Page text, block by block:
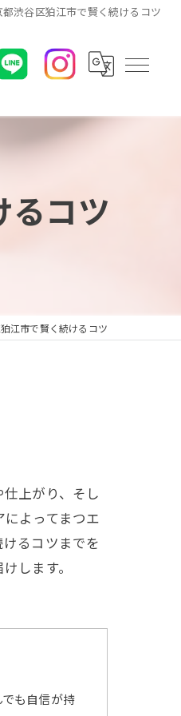
渋谷区狛江市で賢く続けるコツ
るコツ
江市で賢く続けるコツ
上がり、そし
よってまつエ
るコツまでを
します。
も自信が持